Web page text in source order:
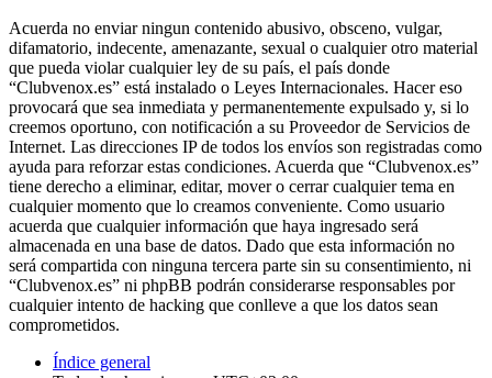
Acuerda no enviar ningun contenido abusivo, obsceno, vulgar,
difamatorio, indecente, amenazante, sexual o cualquier otro material
que pueda violar cualquier ley de su país, el país donde
“Clubvenox.es” está instalado o Leyes Internacionales. Hacer eso
provocará que sea inmediata y permanentemente expulsado y, si lo
creemos oportuno, con notificación a su Proveedor de Servicios de
Internet. Las direcciones IP de todos los envíos son registradas como
ayuda para reforzar estas condiciones. Acuerda que “Clubvenox.es”
tiene derecho a eliminar, editar, mover o cerrar cualquier tema en
cualquier momento que lo creamos conveniente. Como usuario
acuerda que cualquier información que haya ingresado será
almacenada en una base de datos. Dado que esta información no
será compartida con ninguna tercera parte sin su consentimiento, ni
“Clubvenox.es” ni phpBB podrán considerarse responsables por
cualquier intento de hacking que conlleve a que los datos sean
comprometidos.
Índice general